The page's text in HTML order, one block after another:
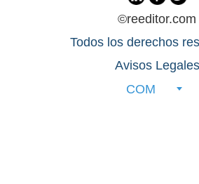
©reeditor.com
Todos los derechos
Avisos Legales